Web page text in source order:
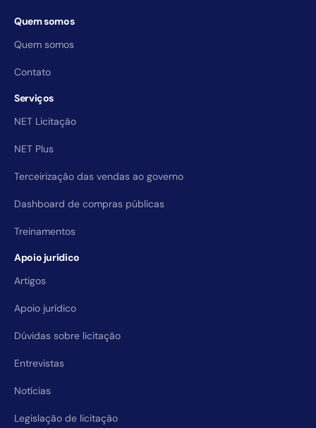
Quem somos
Quem somos
Contato
Serviços
NET Licitação
NET Plus
Terceirização das vendas ao governo
Dashboard de compras públicas
Treinamentos
Apoio jurídico
Artigos
Apoio jurídico
Dúvidas sobre licitação
Entrevistas
Notícias
Legislação de licitação